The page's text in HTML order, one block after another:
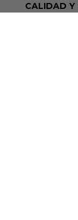
CALIDAD Y